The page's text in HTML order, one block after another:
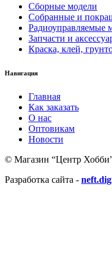
Сборные модели
Собранные и
Радиоуправляемые
Запчасти и
Краска, клей,
Навигация
Главная
Как заказать
О нас
Оптовикам
Новости
© Магазин “Центр
Разработка сайта -